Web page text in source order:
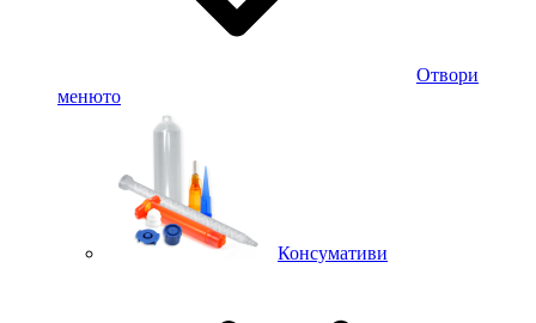
Отвори
менюто
Консумативи